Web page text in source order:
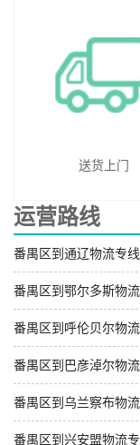
送货上门
运营路线
番禺区到通辽物流专
番禺区到鄂尔多斯物
番禺区到呼伦贝尔物
番禺区到巴彦淖尔物
番禺区到乌兰察布物
番禺区到兴安盟物流